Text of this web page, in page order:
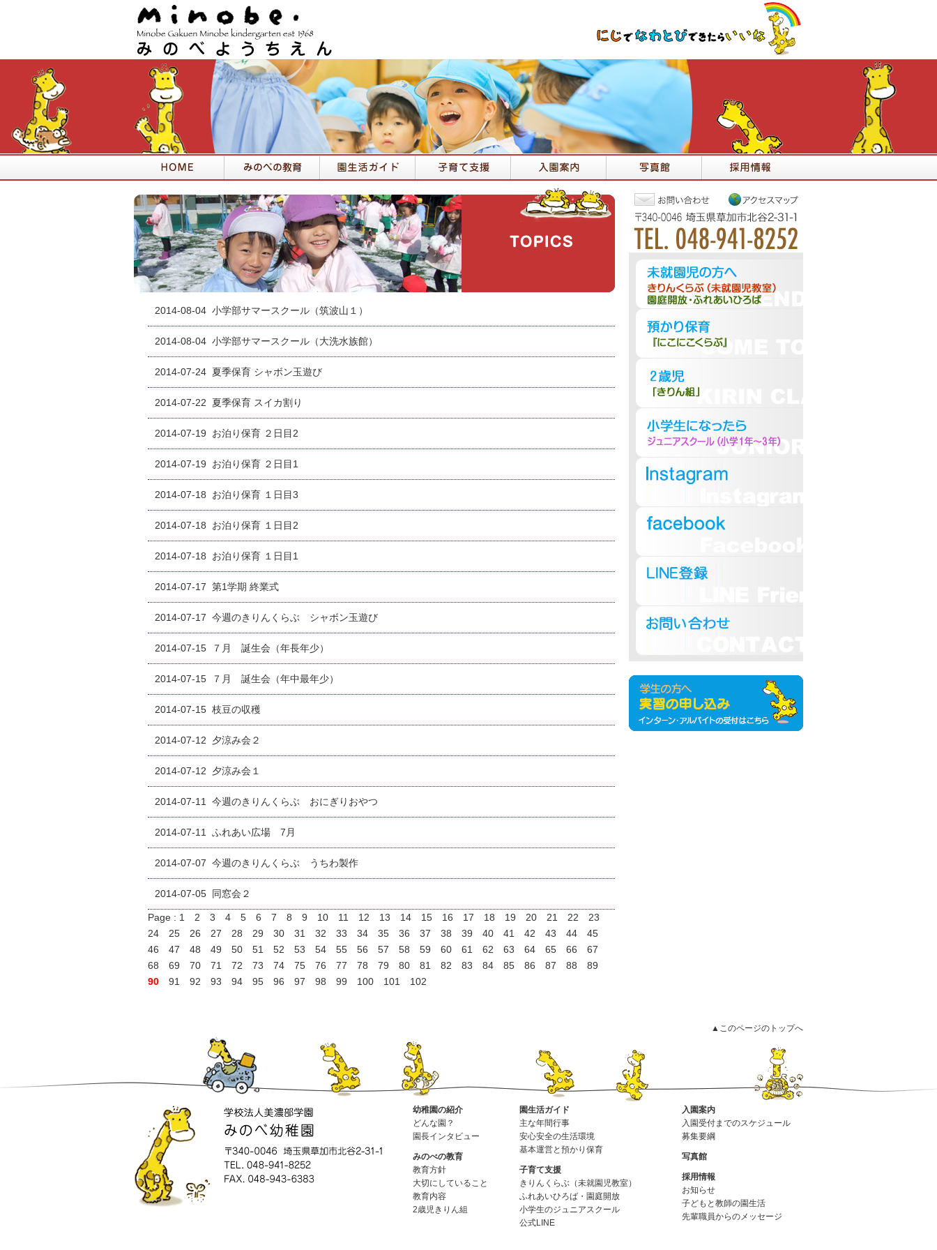
2014-08-04 小学部サマースクール（筑波山１）
2014-08-04 小学部サマースクール（大洗水族館）
2014-07-24 夏季保育 シャボン玉遊び
2014-07-22 夏季保育 スイカ割り
2014-07-19 お泊り保育 ２日目2
2014-07-19 お泊り保育 ２日目1
2014-07-18 お泊り保育 １日目3
2014-07-18 お泊り保育 １日目2
2014-07-18 お泊り保育 １日目1
2014-07-17 第1学期 終業式
2014-07-17 今週のきりんくらぶ シャボン玉遊び
2014-07-15 ７月 誕生会（年長年少）
2014-07-15 ７月 誕生会（年中最年少）
2014-07-15 枝豆の収穫
2014-07-12 夕涼み会２
2014-07-12 夕涼み会１
2014-07-11 今週のきりんくらぶ おにぎりおやつ
2014-07-11 ふれあい広場 7月
2014-07-07 今週のきりんくらぶ うちわ製作
2014-07-05 同窓会２
Page : 1 2 3 4 5 6 7 8 9 10 11 12 13 14 15 16 17 18 19 20 21 22
23
24
25 26 27 28 29 30 31 32 33 34 35 36 37 38 39 40 41 42 43 44
45
46
47 48 49 50 51 52 53 54 55 56 57 58 59 60 61 62 63 64 65 66
67
68
69 70 71 72 73 74 75 76 77 78 79 80 81 82 83 84 85 86 87 88
89
90
91 92 93 94 95 96 97 98 99 100 101 102
▲このページのトップへ
幼稚園の紹介
どんな園？
園長インタビュー
みのべの教育
教育方針
大切にしていること
教育内容
2歳児きりん組
園生活ガイド
主な年間行事
安心安全の生活環境
基本運営と預かり保育
子育て支援
きりんくらぶ（未就園児教室）
ふれあいひろば・園庭開放
小学生のジュニアスクール
公式LINE
入園案内
入園受付までのスケジュール
募集要綱
写真館
採用情報
お知らせ
子どもと教師の園生活
先輩職員からのメッセージ